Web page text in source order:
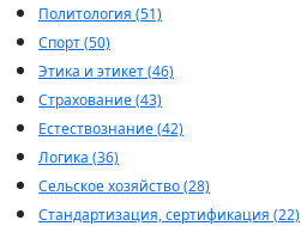
Политология (51)
Спорт (50)
Этика и этикет (46)
Страхование (43)
Естествознание (42)
Логика (36)
Сельское хозяйство (28)
Стандартизация, сертификация (22)